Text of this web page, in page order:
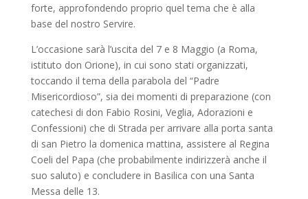
forte, approfondendo proprio quel tema che è alla
base del nostro Servire.
L’occasione sarà l’uscita del 7 e 8 Maggio (a Roma,
istituto don Orione), in cui sono stati organizzati,
toccando il tema della parabola del “Padre
Misericordioso”, sia dei momenti di preparazione (con
catechesi di don Fabio Rosini, Veglia, Adorazioni e
Confessioni) che di Strada per arrivare alla porta santa
di san Pietro la domenica mattina, assistere al Regina
Coeli del Papa (che probabilmente indirizzerà anche il
suo saluto) e concludere in Basilica con una Santa
Messa delle 13.